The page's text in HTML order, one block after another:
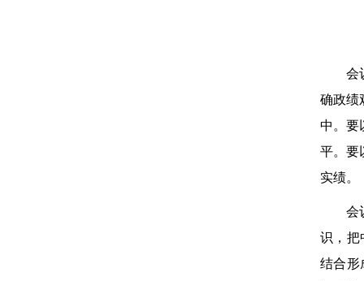
会
确政绩
中。要
平。要
实绩。
会
识，把
结合形